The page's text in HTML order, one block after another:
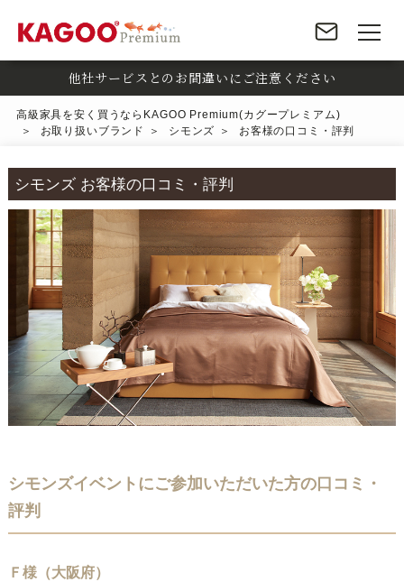
他社サービスとのお間違いにご注意ください
高級家具を安く買うならKAGOO Premium(カグープレミアム)
お取り扱いブランド
シモンズ お客様の口コミ・評判
シモンズ お客様の口コミ・評判
シモンズイベントにご参加いただいた方の口コミ・
評判
Ｆ様（大阪府）